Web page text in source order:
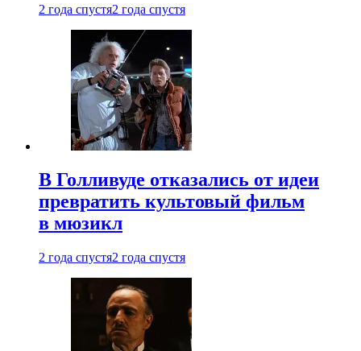
2 года спустя2 года спустя
В Голливуде отказались от идеи
превратить культовый фильм
в мюзикл
2 года спустя2 года спустя